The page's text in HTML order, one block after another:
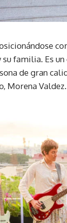
familia. Es
de gran
Morena Valdez.